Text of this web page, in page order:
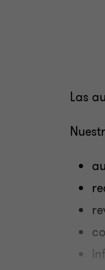
Las